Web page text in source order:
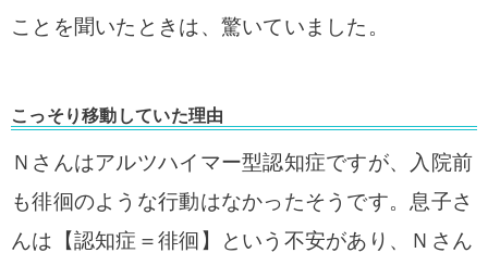
ことを聞いたときは、驚いていました。
こっそり移動していた理由
Ｎさんはアルツハイマー型認知症ですが、入院前
も徘徊のような行動はなかったそうです。 息子さ
んは【認知症＝徘徊】という不安があり、Ｎさん